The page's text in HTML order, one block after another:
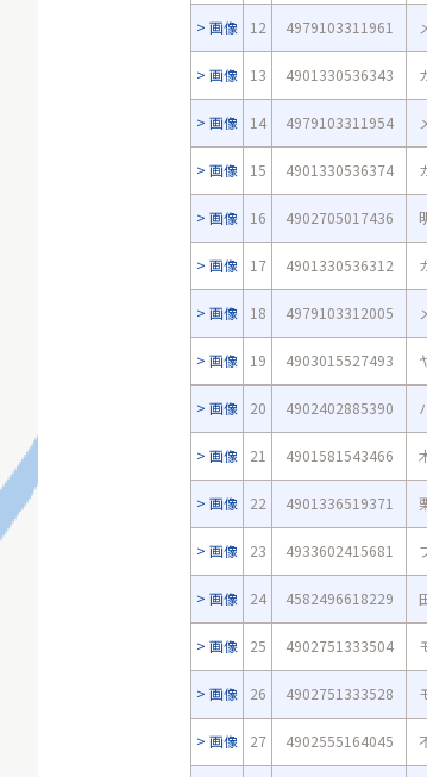
画像 12 4979103311961
画像 13 4901330536343
画像 14 4979103311954
画像 15 4901330536374
画像 16 4902705017436
画像 17 4901330536312
画像 18 4979103312005
画像 19 4903015527493
画像 20 4902402885390
画像 21 4901581543466
画像 22 4901336519371
画像 23 4933602415681
画像 24 4582496618229
画像 25 4902751333504
画像 26 4902751333528
画像 27 4902555164045